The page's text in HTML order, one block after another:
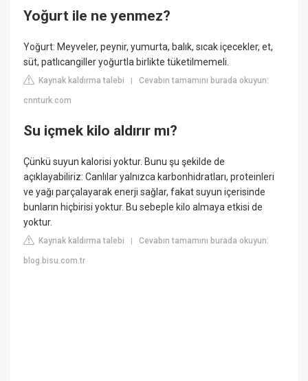
Yoğurt ile ne yenmez?
Yoğurt: Meyveler, peynir, yumurta, balık, sıcak içecekler, et,
süt, patlıcangiller yoğurtla birlikte tüketilmemeli.
Kaynak kaldırma talebi |Cevabın tamamını burada okuyun:
cnnturk.com
Su içmek kilo aldırır mı?
Çünkü suyun kalorisi yoktur. Bunu şu şekilde de
açıklayabiliriz: Canlılar yalnızca karbonhidratları, proteinleri
ve yağı parçalayarak enerji sağlar, fakat suyun içerisinde
bunların hiçbirisi yoktur. Bu sebeple kilo almaya etkisi de
yoktur.
Kaynak kaldırma talebi |Cevabın tamamını burada okuyun:
blog.bisu.com.tr